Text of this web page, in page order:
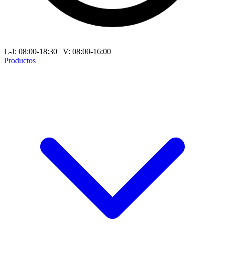
L-J: 08:00-18:30 | V: 08:00-16:00
Productos